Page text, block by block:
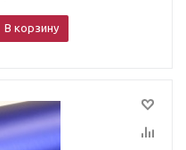
В корзину